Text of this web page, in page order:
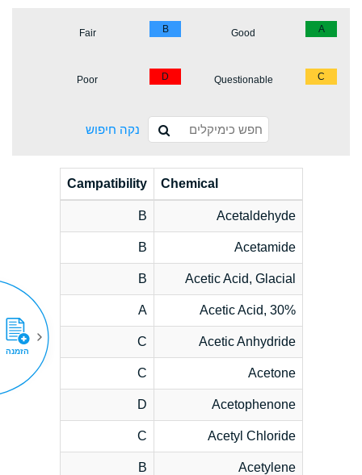
A
Good
B
Fair
C
Questionable
D
Poor
נקה חיפוש
Chemical
Campatibility
Acetaldehyde
B
Acetamide
B
Acetic Acid, Glacial
B
Acetic Acid, 30%
A
Acetic Anhydride
C
Acetone
C
Acetophenone
D
Acetyl Chloride
C
Acetylene
B
הזמנה